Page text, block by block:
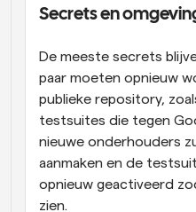
Secrets en
De meeste secrets
paar moeten opnieuw
publieke repository,
testsuites die tegen
nieuwe onderhouders
aanmaken en de
opnieuw geactiveerd
zien.